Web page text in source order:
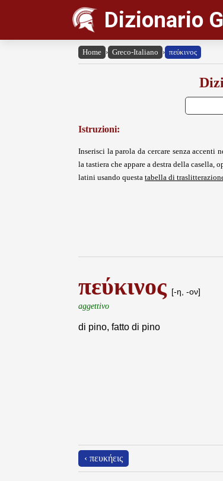
Dizionario
Home › Greco-Italiano › πεύκινος
Istruzioni:
Inserisci la parola da cercare senza accenti
la tastiera che appare a destra della casella,
latini usando questa tabella di
πεύκινος [-η, -ον]
aggettivo
di pino, fatto di pino
‹ πευκήεις